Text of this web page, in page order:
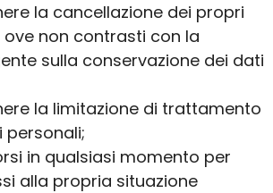
la cancellazione dei propri
non contrasti con la
sulla conservazione dei dati
la limitazione di trattamento
personali;
in qualsiasi momento per
alla propria situazione